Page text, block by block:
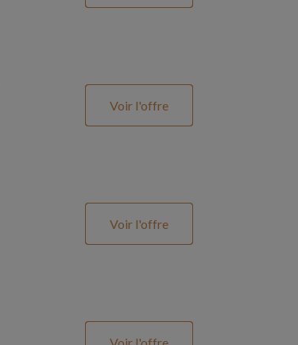
Voir l'offre
Voir l'offre
Voir l'offre